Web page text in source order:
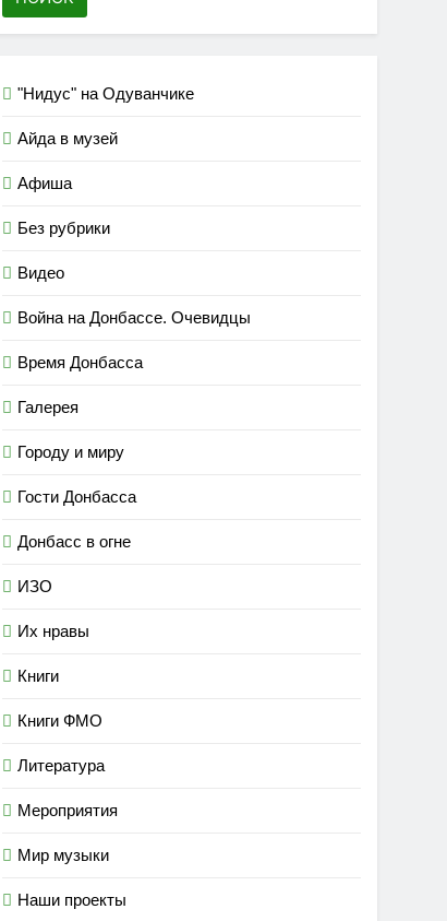
"Нидус" на Одуванчике
Айда в музей
Афиша
Без рубрики
Видео
Война на Донбассе. Очевидцы
Время Донбасса
Галерея
Городу и миру
Гости Донбасса
Донбасс в огне
ИЗО
Их нравы
Книги
Книги ФМО
Литература
Мероприятия
Мир музыки
Наши проекты